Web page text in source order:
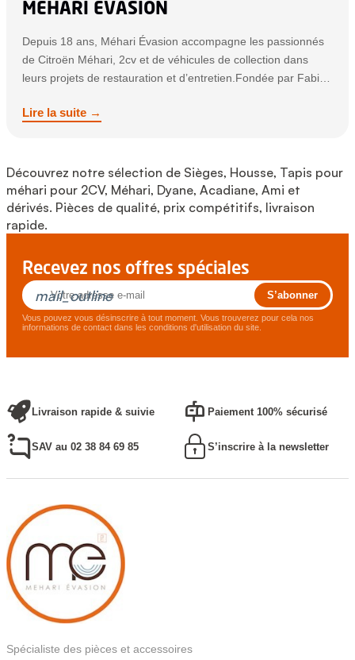
MEHARI EVASION
Depuis 18 ans, Méhari Évasion accompagne les passionnés
de Citroën Méhari, 2cv et de véhicules de collection dans
leurs projets de restauration et d’entretien.Fondée par Fabien
des années une référence dans la vente de pièces
Lire la suite →
Découvrez notre sélection de Sièges, Housse, Tapis pour
méhari pour 2CV, Méhari, Dyane, Acadiane, Ami et
dérivés. Pièces de qualité, prix compétitifs, livraison
rapide.
Recevez nos offres spéciales
mail_outline
Vous pouvez vous désinscrire à tout moment. Vous trouverez pour cela nos
informations de contact dans les conditions d'utilisation du site.
Livraison rapide & suivie Paiement 100% sécurisé
SAV au 02 38 84 69 85 S’inscrire à la newsletter
Spécialiste des pièces et accessoires